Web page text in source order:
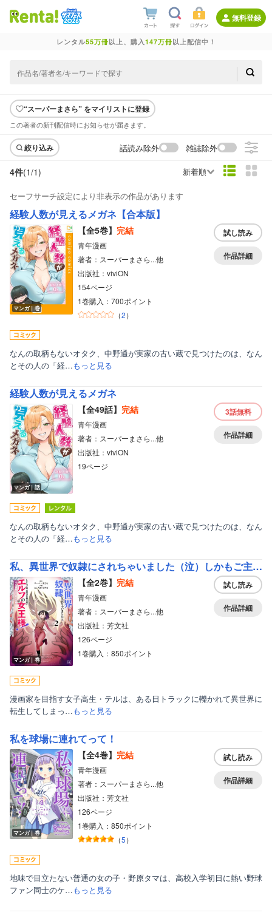
無料登録
レンタル55万冊以上、購入147万冊以上配信中！
“スーパーまさら” をマイリストに登録
この著者の新刊配信時にお知らせが届きます。
絞り込み 話読み除外 雑誌除外
4件(1/1) 新着順
セーフサーチ設定により非表示の作品があります
経験人数が見えるメガネ【合本版】
マンガ｜巻
【全5巻】 完結
青年漫画
著者：スーパーまさら...他
出版社：viviON
154ページ
1巻購入：700ポイント
（2）
試し読み
作品詳細
なんの取柄もないオタク、中野通が実家の古い蔵で見つけたのは、なん
とその人の「経…もっと見る
経験人数が見えるメガネ
マンガ｜話
【全49話】 完結
青年漫画
著者：スーパーまさら...他
出版社：viviON
19ページ
3話無料
作品詳細
なんの取柄もないオタク、中野通が実家の古い蔵で見つけたのは、なん
とその人の「経…もっと見る
私、異世界で奴隷にされちゃいました（泣）しかもご主人様は性格の悪いエルフの女王様！（でも超美人←ここ大事）無能すぎて罵られまくるけど同僚のオークが癒やし系だし里のエルフは可愛いし結構楽しんでる私です。
マンガ｜巻
【全2巻】 完結
青年漫画
著者：スーパーまさら...他
出版社：芳文社
126ページ
1巻購入：850ポイント
試し読み
作品詳細
漫画家を目指す女子高生・テルは、ある日トラックに轢かれて異世界に
転生してしまっ…もっと見る
私を球場に連れてって！
マンガ｜巻
【全4巻】 完結
青年漫画
著者：スーパーまさら...他
出版社：芳文社
126ページ
1巻購入：850ポイント
（5）
試し読み
作品詳細
地味で目立たない普通の女の子・野原タマは、高校入学初日に熱い野球
ファン同士のケ…もっと見る
ボーイズラブ
ティーンズラブ
女性写真集